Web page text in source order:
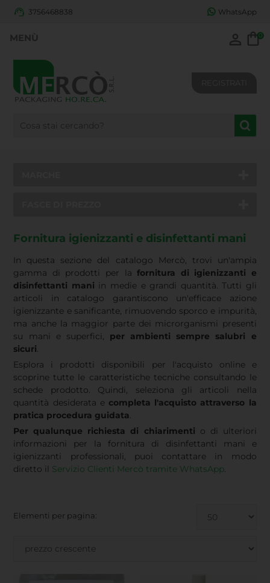
3756468838
0
WhatsApp
Fornitura igienizzanti e disinfettanti mani
In questa sezione del catalogo Mercò, trovi un'ampia
gamma di prodotti per lafornitura di igienizzanti e
disinfettanti mani in medie e grandi quantità. Tutti gli
articoli in catalogo garantiscono un'efficace azione
igienizzante e sanificante, rimuovendo sporco e impurità,
ma anche la maggior parte dei microrganismi presenti
su mani e superfici, per ambienti sempre salubri e
sicuri.
Esplora i prodotti disponibili per l'acquisto online e
scoprine tutte le caratteristiche tecniche consultando le
schede prodotto. Quindi, seleziona gli articoli nella
quantità desiderata e completa l'acquisto attraverso la
pratica procedura guidata.
Per qualunque richiesta di chiarimenti o di ulteriori
informazioni per la fornitura di disinfettanti mani e
igienizzanti professionali, puoi contattare in modo
diretto il Servizio Clienti Mercò tramite WhatsApp.
Elementi per pagina: